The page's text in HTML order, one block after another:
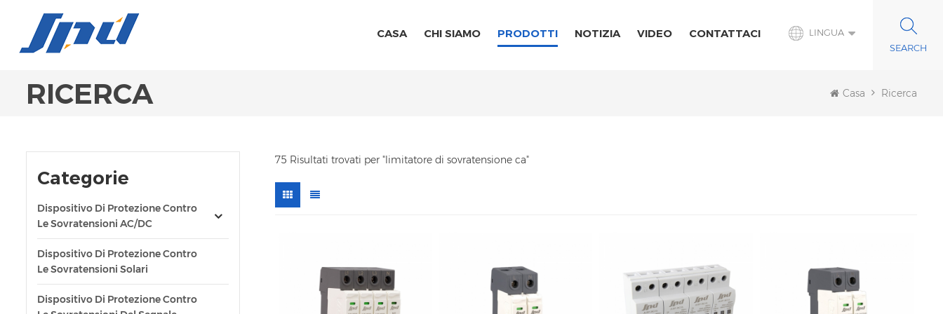
LINGUA
CASA CHI SIAMO PRODOTTI NOTIZIA VIDEO CONTATTACI
RICERCA Casa Ricerca
Categorie
Dispositivo Di Protezione Contro
Le Sovratensioni AC/DC
Dispositivo Di Protezione Contro
Le Sovratensioni Solari
Dispositivo Di Protezione Contro
75 Risultati trovati per "limitatore di sovratensione ca"